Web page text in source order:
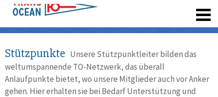
Stützpunkte Unsere Stützpunktleiter bilden das
weltumspannende TO-Netzwerk, das überall
Anlaufpunkte bietet, wo unsere Mitglieder auch vor Anker
gehen. Hier erhalten sie bei Bedarf Unterstützung und